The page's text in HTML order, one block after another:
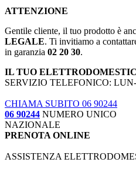
ATTENZIONE
Gentile cliente, il tuo prodotto è
LEGALE. Ti invitiamo a
in garanzia 02 20 30.
IL TUO
SERVIZIO TELEFONICO:
CHIAMA SUBITO 06 90244
06 90244 NUMERO UNICO
NAZIONALE
PRENOTA ONLINE
ASSISTENZA